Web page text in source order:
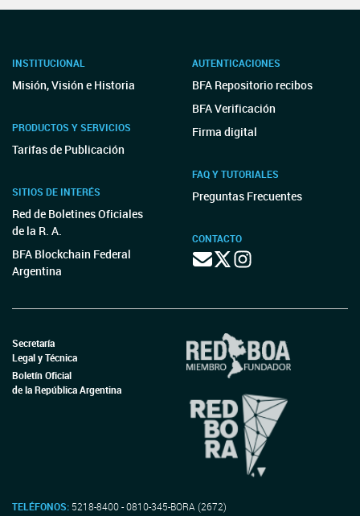
INSTITUCIONAL
Misión, Visión e Historia
PRODUCTOS Y SERVICIOS
Tarifas de Publicación
SITIOS DE INTERÉS
Red de Boletines Oficiales
de la R. A.
BFA Blockchain Federal
Argentina
AUTENTICACIONES
BFA Repositorio recibos
BFA Verificación
Firma digital
FAQ Y TUTORIALES
Preguntas Frecuentes
CONTACTO
Secretaría
Legal y Técnica
Boletín Oficial
de la República Argentina
TELÉFONOS: 5218-8400 - 0810-345-BORA (2672)